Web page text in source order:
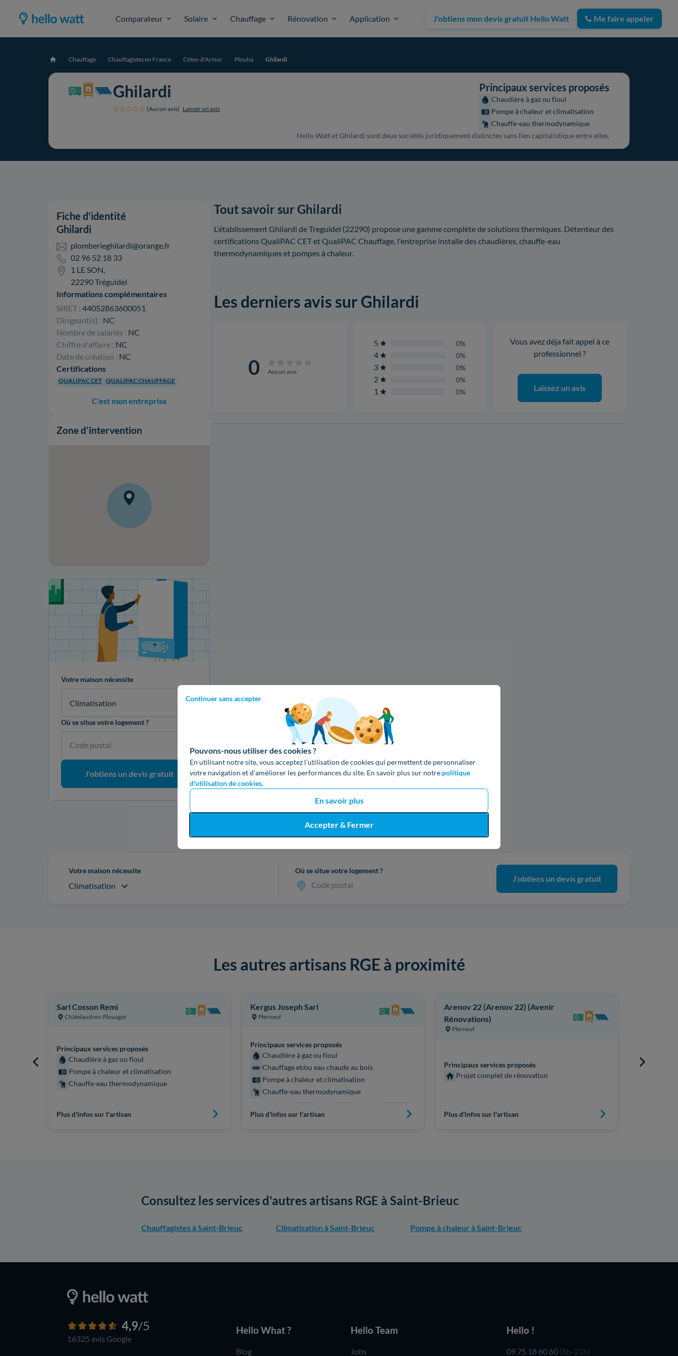
Comparateur Solaire Chauffage Rénovation Application J'obtiens mon devis gratuit Hello Watt Me faire appeler
Continuer sans accepter
Pouvons-nous utiliser des cookies ?
En utilisant notre site, vous acceptez l’utilisation de cookies qui permettent de personnaliser
votre navigation et d’améliorer les performances du site. En savoir plus sur notre politique
d'utilisation de cookies.
En savoir plus
Accepter & Fermer
Accueil Chauffage Chauffagistes en France Côtes-d'Armor Plouha Ghilardi
Ghilardi
(Aucun avis) Laisser un avis
Principaux services proposés
Chaudière à gaz ou fioul
Pompe à chaleur et climatisation
Chauffe-eau thermodynamique
Hello Watt et Ghilardi sont deux sociétés juridiquement distinctes sans lien capitalistique entre elles.
Fiche d'identité
Ghilardi
plomberieghilardi@orange.fr
02 96 52 18 33
1 LE SON,
22290 Tréguidel
Informations complémentaires
SIRET : 44052863600051
Dirigeant(s) : NC
Nombre de salariés : NC
Chiffre d'affaire : NC
Date de création : NC
Certifications
QUALIPAC CET QUALIPAC CHAUFFAGE
C'est mon entreprise
Zone d'intervention
Votre projet de rénovation
Votre maison nécessite
Climatisation
Où se situe votre logement ?
Code postal
J'obtiens un devis gratuit
Tout savoir sur Ghilardi
L'établissement Ghilardi de Treguidel (22290) propose une gamme complète de solutions thermiques. Détenteur des
certifications QualiPAC CET et QualiPAC Chauffage, l'entreprise installe des chaudières, chauffe-eau
thermodynamiques et pompes à chaleur.
Les derniers avis sur Ghilardi
0 Aucun avis
5 0%
4 0%
3 0%
2 0%
1 0%
Vous avez déja fait appel à ce
professionnel ?
Laissez un avis
Recevez votre devis gratuit en 3 clics
Votre maison nécessite
Climatisation
Où se situe votre logement ?
Code postal
J'obtiens un devis gratuit
Les autres artisans RGE à proximité
Sarl Cosson Remi
Châtelaudren-Plouagat
Principaux services proposés
Chaudière à gaz ou fioul
Pompe à chaleur et climatisation
Chauffe-eau thermodynamique
Plus d'infos sur l'artisan
Kergus Joseph Sarl
Plerneuf
Principaux services proposés
Chaudière à gaz ou fioul
Chauffage et/ou eau chaude au bois
Pompe à chaleur et climatisation
Chauffe-eau thermodynamique
Plus d'infos sur l'artisan
Arenov 22 (Arenov 22) (Avenir
Rénovations)
Plerneuf
Principaux services proposés
Projet complet de rénovation
Plus d'infos sur l'artisan
Consultez les services d'autres artisans RGE à Saint-Brieuc
Chauffagistes à Saint-Brieuc Climatisation à Saint-Brieuc Pompe à chaleur à Saint-Brieuc
4,9/5
16325 avis Google
Hello What ?
Blog
Hello Team
Jobs
Hello !
09 75 18 60 60 (8h-21h)